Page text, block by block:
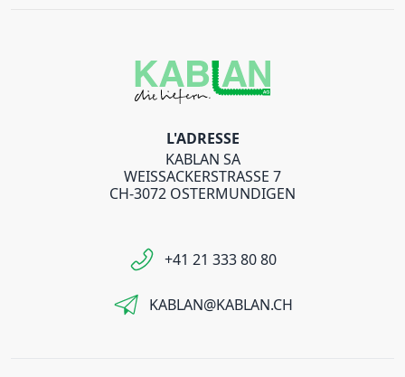
L'ADRESSE
KABLAN SA
WEISSACKERSTRASSE 7
CH-3072 OSTERMUNDIGEN
+41 21 333 80 80
KABLAN@KABLAN.CH